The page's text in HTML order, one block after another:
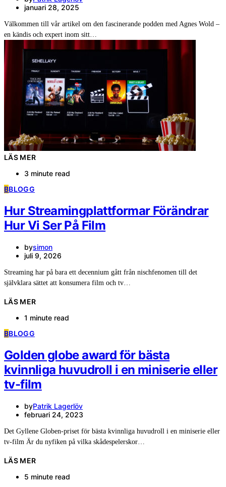
januari 28, 2025
Välkommen till vår artikel om den fascinerande podden med Agnes Wold –
en kändis och expert inom sitt…
LÄS MER
3 minute read
BBLOGG
Hur Streamingplattformar Förändrar
Hur Vi Ser På Film
bysimon
juli 9, 2026
Streaming har på bara ett decennium gått från nischfenomen till det
självklara sättet att konsumera film och tv…
LÄS MER
1 minute read
BBLOGG
Golden globe award för bästa
kvinnliga huvudroll i en miniserie eller
tv-film
byPatrik Lagerlöv
februari 24, 2023
Det Gyllene Globen-priset för bästa kvinnliga huvudroll i en miniserie eller
tv-film Är du nyfiken på vilka skådespelerskor…
LÄS MER
5 minute read